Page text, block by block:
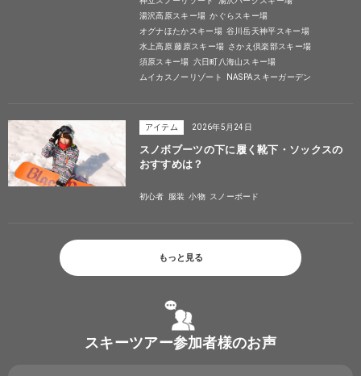
湯沢高原スキー場 かぐらスキー場
オグナほたかスキー場 谷川岳天神平スキー場
水上高原 藤原スキー場 さかえ倶楽部スキー場
須原スキー場 六日町八海山スキー場
ムイカスノーリゾート
NASPAスキーガーデン
アイテム 2026年5月24日
スノボブーツの下に履く靴下・ソックスの
おすすめは？
初心者 服装 小物 スノーボード
もっと見る
スキーツアー参加者様のお声